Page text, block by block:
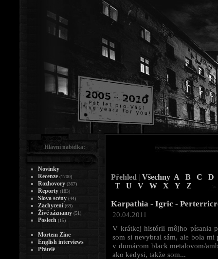
Přehled | Všechny |A B C
D
T
U V W X Y Z
Karpathia - Igric -
20.04.2011
V krátkej histórii môjho písania
som si nevybral sám, ale bola mi
v domácom black metalovom/
ako kedysi, takže som...
Hlavní nabídka:
Novinky
Recenze (1700)
Rozhovory (367)
Reporty (183)
Slova scény (44)
Zachycení (69)
Živé záznamy (51)
Poslech (15)
Mortem Zine
English interviews
Přátelé